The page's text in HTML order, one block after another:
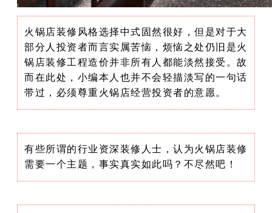
火锅店装修风格选择中式固然很好，但是对于大
部分人投资者而言实属苦恼，烦恼之处仍旧是火
锅店装修工程造价并非所有人都能淡然接受。故
而在此处，小编本人也并不会轻描淡写的一句话
带过，必须尊重火锅店经营投资者的意愿。
有些所谓的行业资深装修人士，认为火锅店装修
需要一个主题，事实真实如此吗？不尽然吧！